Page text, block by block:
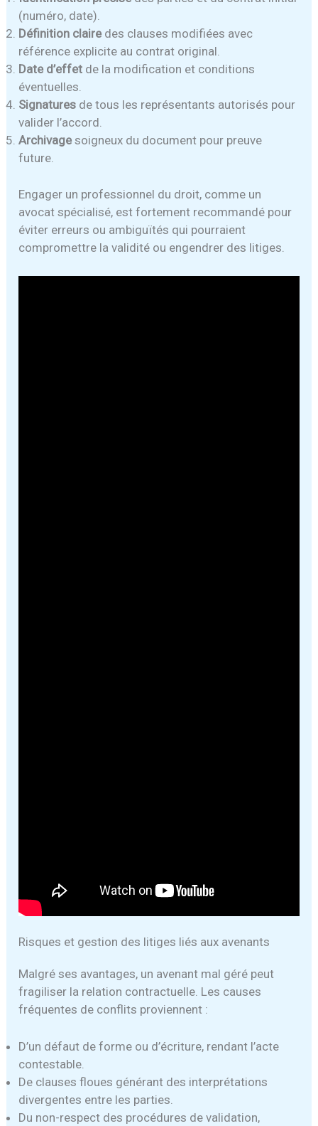
(numéro, date).
Définition clairedes clauses modifiées avec
référence explicite au contrat original.
Date d’effet de la modification et conditions
éventuelles.
Signatures de tous les représentants autorisés pour
valider l’accord.
Archivagesoigneux du document pour preuve
future.
Engager un professionnel du droit, comme un
avocat spécialisé, est fortement recommandé pour
éviter erreurs ou ambiguïtés qui pourraient
compromettre la validité ou engendrer des litiges.
Risques et gestion des litiges liés aux avenants
Malgré ses avantages, un avenant mal géré peut
fragiliser la relation contractuelle. Les causes
fréquentes de conflits proviennent :
D’un défaut de forme ou d’écriture, rendant l’acte
contestable.
De clauses floues générant des interprétations
divergentes entre les parties.
Du non-respect des procédures de validation,